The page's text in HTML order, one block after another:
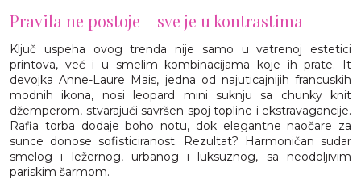
Pravila ne postoje – sve je u kontrastima
Ključ uspeha ovog trenda nije samo u vatrenoj estetici
printova, već i u smelim kombinacijama koje ih prate. It
devojka Anne-Laure Mais, jedna od najuticajnijih francuskih
modnih ikona, nosi leopard mini suknju sa chunky knit
džemperom, stvarajući savršen spoj topline i ekstravagancije.
Rafia torba dodaje boho notu, dok elegantne naočare za
sunce donose sofisticiranost. Rezultat? Harmoničan sudar
smelog i ležernog, urbanog i luksuznog, sa neodoljivim
pariskim šarmom.